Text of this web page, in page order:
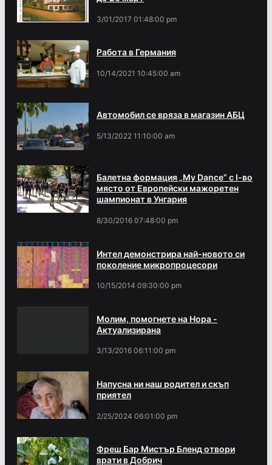
3/01/2017 01:48:00 pm
Работа в Германия
10/14/2021 10:45:00 am
Автомобил се вряза в магазин АБЦ
5/13/2022 11:10:00 am
Балетна формация „My Dance” с І-во
място от Европейски мажоретен
шампионат в Унгария
8/30/2016 07:48:00 pm
Интел демонстрира най-новото си
поколение микропроцесори
10/15/2014 09:30:00 pm
Молим, помогнете на Нора -
Актуализирана
3/13/2016 06:11:00 pm
Напусна ни наш родител и скъп
приятел
2/25/2024 06:01:00 pm
Фреш Бар Мистър Бленд отвори
врати в Добрич